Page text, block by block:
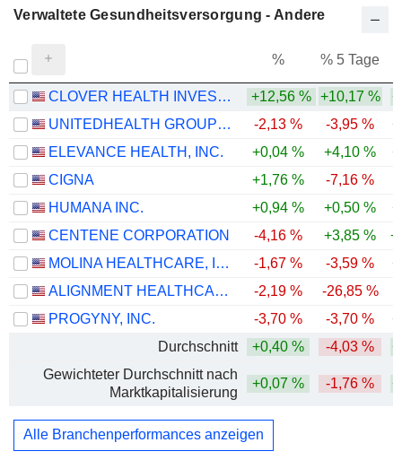
Verwaltete Gesundheitsversorgung - Andere
% % 5 Tage
CLOVER HEALTH INVESTMENTS, CORP. +12,56 % +10,17 %
UNITEDHEALTH GROUP INC.
-2,13 % -3,95 %
ELEVANCE HEALTH, INC.
+0,04 % +4,10 %
CIGNA
+1,76 % -7,16 %
HUMANA INC.
+0,94 % +0,50 %
CENTENE CORPORATION
-4,16 % +3,85 %
MOLINA HEALTHCARE, INC.
-1,67 % -3,59 %
ALIGNMENT HEALTHCARE, INC.
-2,19 % -26,85 %
PROGYNY, INC.
-3,70 % -3,70 %
Durchschnitt
+0,40 % -4,03 %
Gewichteter Durchschnitt nach
Marktkapitalisierung
+0,07 % -1,76 %
Alle Branchenperformances anzeigen